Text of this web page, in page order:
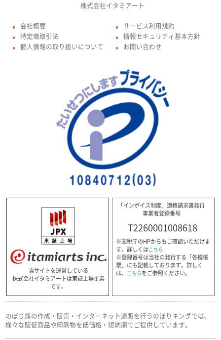
株式会社イタミアート
● 会社概要
● 特定商取引法
● 個人情報の取り扱いについて
● サービス利用規約
● 情報セキュリティ基本方針
● お問い合わせ
当サイトを運営している
株式会社イタミアートは東証上場企業
です。
「インボイス制度」適格請求書発行
事業者登録番号
T2260001008618
※国税庁のHPからもご確認いただけま
す。詳しくはこちら
※登録番号は当社の発行する「各種帳
票」にも記載しております。詳しく
は、 こちらをご参照ください。
のぼり旗の作成・販売・インターネット通販を行うのぼりキングでは、
様々な販促商品や印刷物を低価格・短納期でご提供しています。